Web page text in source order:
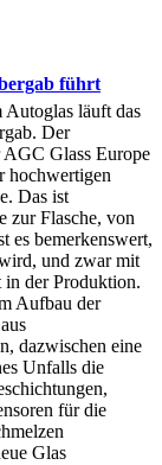
führt
Autoglas läuft das
Der
Glass Europe
hochwertigen
Das ist
zur Flasche, von
es bemerkenswert,
und zwar mit
in der Produktion.
Aufbau der
dazwischen eine
Unfalls die
für die
Glas